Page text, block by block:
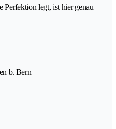
Perfektion legt, ist hier genau
b. Bern